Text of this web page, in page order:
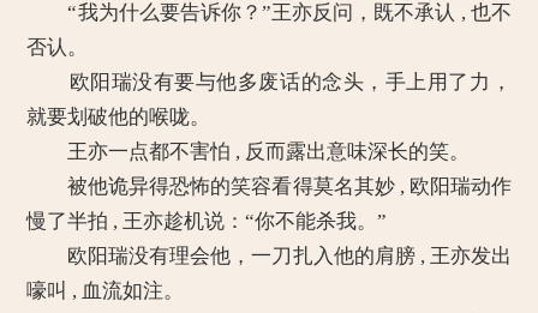
“我为什么要告诉你？”王亦反问，既不承认 , 也不
否认。
欧阳瑞没有要与他多废话的念头，手上用了力，
就要划破他的喉咙。
王亦一点都不害怕 , 反而露出意味深长的笑。
被他诡异得恐怖的笑容看得莫名其妙 , 欧阳瑞动作
慢了半拍 , 王亦趁机说：“你不能杀我。”
欧阳瑞没有理会他，一刀扎入他的肩膀 , 王亦发出
嚎叫 , 血流如注。